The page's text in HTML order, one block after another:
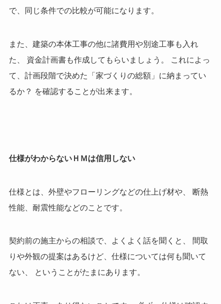
で、同じ条件での比較が可能になります。
また、建築の本体工事の他に諸費用や別途工事も入れ
た、 資金計画書も作成してもらいましょう。 これによっ
て、計画段階で決めた「家づくりの総額」に納まってい
るか？ を確認することが出来ます。
仕様がわからないＨＭは信用しない
仕様とは、外壁やフローリングなどの仕上げ材や、 断熱
性能、耐震性能などのことです。
契約前の施主からの相談で、よくよく話を聞くと、 間取
りや外観の提案はあるけど、仕様については何も聞いて
ない、 ということがたまにあります。